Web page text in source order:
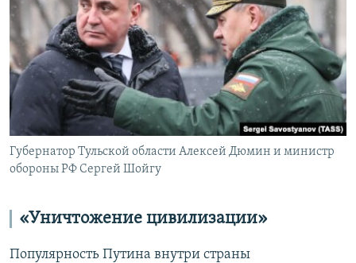
Губернатор Тульской области Алексей Дюмин и министр
обороны РФ Сергей Шойгу
«Уничтожение цивилизации»
Популярность Путина внутри страны